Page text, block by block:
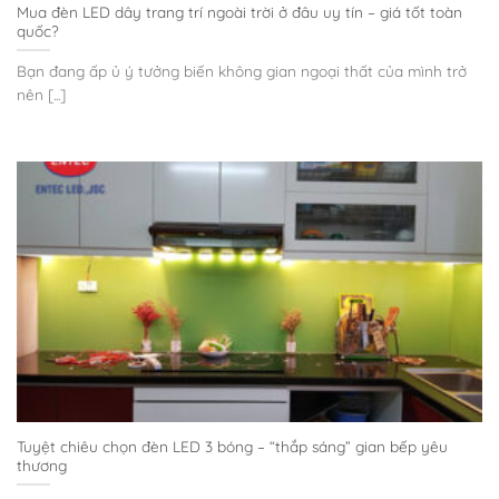
Mua đèn LED dây trang trí ngoài trời ở đâu uy tín – giá tốt toàn
quốc?
Bạn đang ấp ủ ý tưởng biến không gian ngoại thất của mình trở
nên [...]
Tuyệt chiêu chọn đèn LED 3 bóng – “thắp sáng” gian bếp yêu
thương